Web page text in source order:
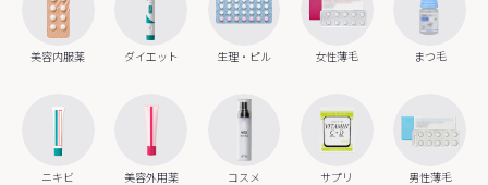
美容内服薬 ダイエット 生理・ピル 女性薄毛 まつ毛
ニキビ 美容外用薬 コスメ サプリ 男性薄毛